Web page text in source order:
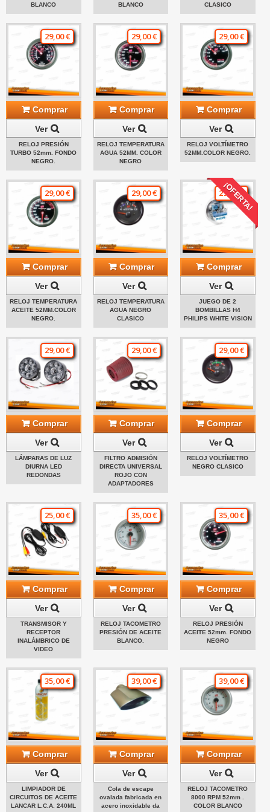
BLANCO
BLANCO
CLASICO
29,00 €
Comprar
Ver
RELOJ PRESIÓN
TURBO 52mm. FONDO
NEGRO.
29,00 €
Comprar
Ver
RELOJ TEMPERATURA
AGUA 52MM. COLOR
NEGRO
29,00 €
Comprar
Ver
RELOJ VOLTÍMETRO
52MM.COLOR NEGRO.
29,00 €
Comprar
Ver
RELOJ TEMPERATURA
ACEITE 52MM.COLOR
NEGRO.
29,00 €
Comprar
Ver
RELOJ TEMPERATURA
AGUA NEGRO
CLASICO
¡OFERTA!
29,00 €
Comprar
Ver
JUEGO DE 2
BOMBILLAS H4
PHILIPS WHITE VISION
29,00 €
Comprar
Ver
LÁMPARAS DE LUZ
DIURNA LED
REDONDAS
29,00 €
Comprar
Ver
FILTRO ADMISIÓN
DIRECTA UNIVERSAL
ROJO CON
ADAPTADORES
29,00 €
Comprar
Ver
RELOJ VOLTÍMETRO
NEGRO CLASICO
25,00 €
Comprar
Ver
TRANSMISOR Y
RECEPTOR
INALÁMBRICO DE
VIDEO
35,00 €
Comprar
Ver
RELOJ TACOMETRO
PRESIÓN DE ACEITE
BLANCO.
35,00 €
Comprar
Ver
RELOJ PRESIÓN
ACEITE 52mm. FONDO
NEGRO
35,00 €
Comprar
Ver
LIMPIADOR DE
CIRCUITOS DE ACEITE
LANCAR L.C.A. 240ML
39,00 €
Comprar
Ver
Cola de escape
ovalada fabricada en
acero inoxidable da
39,00 €
Comprar
Ver
RELOJ TACOMETRO
8000 RPM 52mm .
COLOR BLANCO